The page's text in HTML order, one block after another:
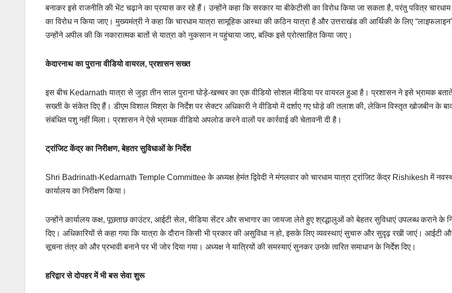
बनाकर इसे राजनीति की भेंट चढ़ाने का प्रयास कर रहे हैं। उन्होंने कहा कि सरकार या बीकेटीसी का विरोध किया जा सकता है, परंतु पवित्र चारधाम
का विरोध न किया जाए। मुख्यमंत्री ने कहा कि चारधाम यात्रा सामूहिक आस्था की कठिन यात्रा है और उत्तराखंड की आर्थिकी के लिए
उन्होंने अपील की कि नकारात्मक बातों से यात्रा को नुकसान न पहुंचाया जाए, बल्कि इसे प्रोत्साहित किया जाए।
केदारनाथ का पुराना वीडियो वायरल, प्रशासन सख्त
इस बीच Kedarnath यात्रा से जुड़ा तीन साल पुराना घोड़े-खच्चर का एक वीडियो सोशल मीडिया पर वायरल हुआ है। प्रशासन ने इसे भ्रामक
सख्ती के संकेत दिए हैं। डीएम विशाल मिश्रा के निर्देश पर सेक्टर अधिकारी ने वीडियो में दर्शाए गए घोड़े की तलाश की, लेकिन विस्तृत खोजबीन के
संबंधित पशु नहीं मिला। प्रशासन ने ऐसे भ्रामक वीडियो अपलोड करने वालों पर कार्रवाई की चेतावनी दी है।
ट्रांजिट केंद्र का निरीक्षण, बेहतर सुविधाओं के निर्देश
Shri Badrinath-Kedarnath Temple Committee के अध्यक्ष हेमंत द्विवेदी ने मंगलवार को चारधाम यात्रा ट्रांजिट केंद्र Rishikesh में
कार्यालय का निरीक्षण किया।
उन्होंने कार्यालय कक्ष, पूछताछ काउंटर, आईटी सेल, मीडिया सेंटर और सभागार का जायजा लेते हुए श्रद्धालुओं को बेहतर सुविधाएं उपलब्ध कराने के
दिए। अधिकारियों से कहा गया कि यात्रा के दौरान किसी भी प्रकार की असुविधा न हो, इसके लिए व्यवस्थाएं सुचारु और सुदृढ़ रखी जाएं। आईटी
सूचना तंत्र को और प्रभावी बनाने पर भी जोर दिया गया। अध्यक्ष ने यात्रियों की समस्याएं सुनकर उनके त्वरित समाधान के निर्देश दिए।
हरिद्वार से दोपहर में भी बस सेवा शुरू